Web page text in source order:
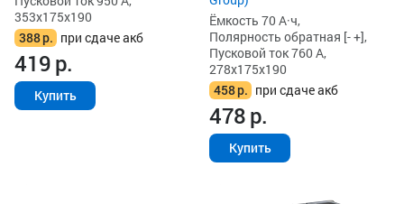
353x175x190
388р. при сдаче акб
419р.
Купить
Ёмкость 70 А·ч,
Полярность обратная [- +],
Пусковой ток 760 А,
278x175x190
458р. при сдаче акб
478р.
Купить